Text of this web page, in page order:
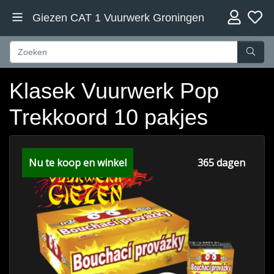
Giezen CAT 1 Vuurwerk Groningen
Klasek Vuurwerk Pop
Trekkoord 10 pakjes
Nu te koop en winkel 365 dagen